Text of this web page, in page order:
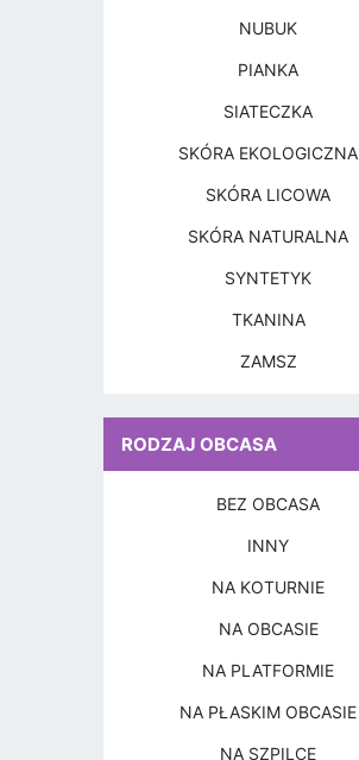
NUBUK
PIANKA
SIATECZKA
SKÓRA EKOLOGICZNA
SKÓRA LICOWA
SKÓRA NATURALNA
SYNTETYK
TKANINA
ZAMSZ
RODZAJ OBCASA
BEZ OBCASA
INNY
NA KOTURNIE
NA OBCASIE
NA PLATFORMIE
NA PŁASKIM OBCASIE
NA SZPILCE